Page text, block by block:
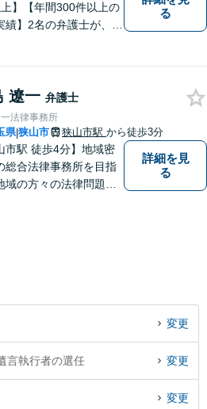
】【年間300件以上の
績】2名の弁護士が、さ
さい【相続】税理士や
士などと連携し、複雑
も対応。【狭山市駅4
る
遼一 弁護士
法律事務所
県|狭山市 狭山市駅 から徒歩3分
市駅 徒歩4分】地域密
総合法律事務所を目指
域の方々の法律問題を
詳細を見
る
変更
言執行者の選任 変更
変更